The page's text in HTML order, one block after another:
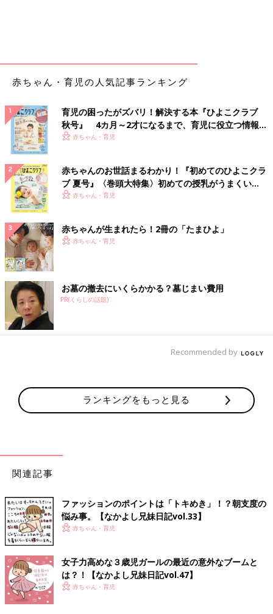
ブルー系のヘアゴムばかりが余るのも地味な悩みの１つです笑
すーちゃん女子力ポイント❷ みつあみ命！
好きなヘアアレンジはみつあみ！！
みつあみが一番オシャレだと思っております。
最初はツインテールで喜んでくれたんですが、最近は結び終わっ
た後触ってチェックしてみつあみされていないとやり直しさせら
すーちゃん女子力ポイント❸ 花柄命！
洋服は乙女の象徴、花柄大好き！
特にばぁばが作ってくれたイトコのお姉ちゃん達とおそろいのワ
赤ちゃん・育児の人気記事ランキング
育児の困ったがズバリ！解決する本『ひよこクラブ
秋号』 4カ月～2才になるまで、育児に役立つ情報が
いっぱい！
赤ちゃん・育児
赤ちゃんのお世話まるわかり！『初めてのひよこクラ
ブ 夏号』〈巻頭大特集〉初めての授乳がうまくい
く！ おっぱい・ミルクの基本と夏のトラブル 解決テ
赤ちゃん・育児
赤ちゃんが生まれたら！2冊の「たまひよ」
赤ちゃん・育児
お墓の撤去にいくらかかる？墓じまい費用
PR(くらしの話題)
Recommended by
ランキングをもっと見る
関連記事
ファッションのポイントは「トキめき」！？朝支度の
悩み事。【なかよし兄妹日記vol.33】
赤ちゃん・育児
女子力高めな３歳児ガールの最近の意外なブームと
は？！【なかよし兄妹日記vol.47】
赤ちゃん・育児